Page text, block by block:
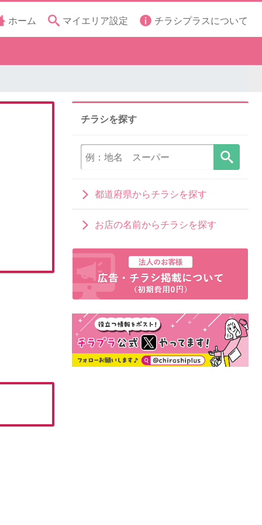
ホーム マイエリア設定 チラシプラスについて
チラシを探す
都道府県からチラシを探す
お店の名前からチラシを探す